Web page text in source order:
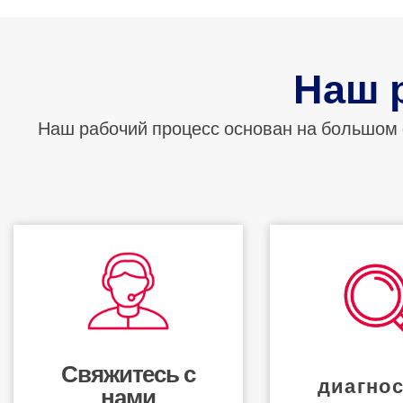
Наш
Наш рабочий процесс основан на большом
Свяжитесь с
Получить совет
Свяжитесь с нами для
бесплатной начальной
Свяжитесь с нами
Наш
Наши адвокаты
вашу